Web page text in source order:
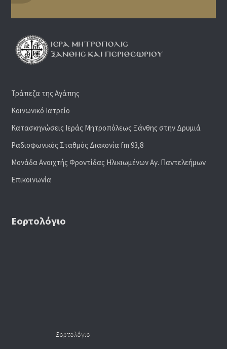
Τράπεζα της Αγάπης
Κοινωνικό Ιατρείο
Κατασκηνώσεις Ιεράς Μητροπόλεως Ξάνθης στην Δρυμιά
Ραδιoφωνικός Σταθμός Διακονία fm 93,8
Μονάδα Ανοιχτής Φροντίδας Ηλικιωμένων Αγ. Παντελεήμων
Επικοινωνία
Εορτολόγιο
Εορτολόγιο